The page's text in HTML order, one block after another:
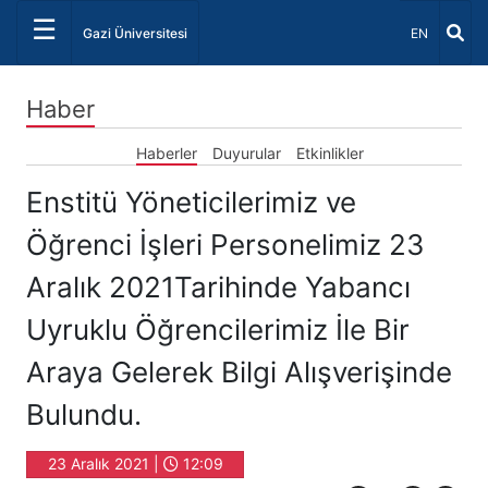
☰ Gazi Üniversitesi Dil Seçiniz
EN
Haber
Haberler Duyurular Etkinlikler
Enstitü Yöneticilerimiz ve
Öğrenci İşleri Personelimiz 23
Aralık 2021Tarihinde Yabancı
Uyruklu Öğrencilerimiz İle Bir
Araya Gelerek Bilgi Alışverişinde
Bulundu.
23 Aralık 2021 | 12:09